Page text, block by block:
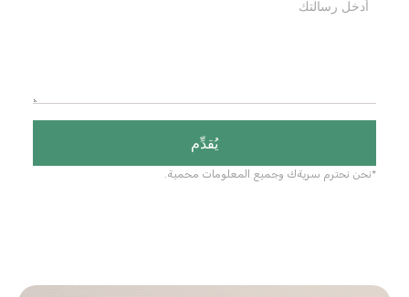
يُقدِّم
*نحن نحترم سريةك وجميع المعلومات محمية.